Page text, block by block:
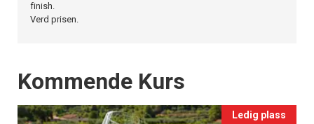
finish.
Verd prisen.
Events
Kommende Kurs
Ledig plass